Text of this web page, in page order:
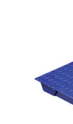
the
images
gallery